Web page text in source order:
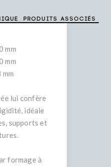
Produits associés
mm
mm
mm
lui confère
idéale
supports et
formage à